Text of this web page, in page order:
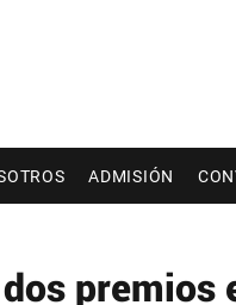
ADMISIÓN
premios